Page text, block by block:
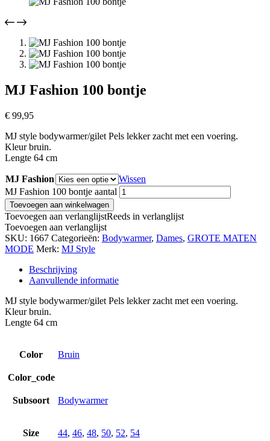
MJ Fashion 100 bontje
€ 99,95
MJ style bodywarmer/gilet Pels lekker zacht met een voering.
Kleur bruin.
Lengte 64 cm
MJ Fashion
Wissen
MJ Fashion 100 bontje aantal
Toevoegen aan winkelwagen
Toevoegen aan verlanglijstReeds in verlanglijst
Toevoegen aan verlanglijst
SKU: 1667 Categorieën: Bodywarmer, Dames, GROTE MATEN
MODE Merk: MJ Style
Beschrijving
Aanvullende informatie
MJ style bodywarmer/gilet Pels lekker zacht met een voering.
Kleur bruin.
Lengte 64 cm
Color Bruin
Color_code
Subsoort Bodywarmer
Size 44, 46, 48, 50, 52, 54